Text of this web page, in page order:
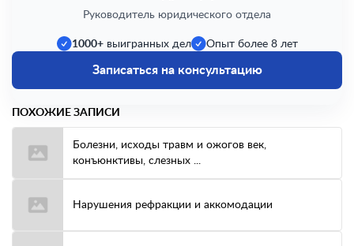
Руководитель юридического отдела
1000+выигранных дел Опыт более 8 лет
Записаться на консультацию
ПОХОЖИЕ ЗАПИСИ
Болезни, исходы травм и ожогов век,
конъюнктивы, слезных ...
Нарушения рефракции и аккомодации